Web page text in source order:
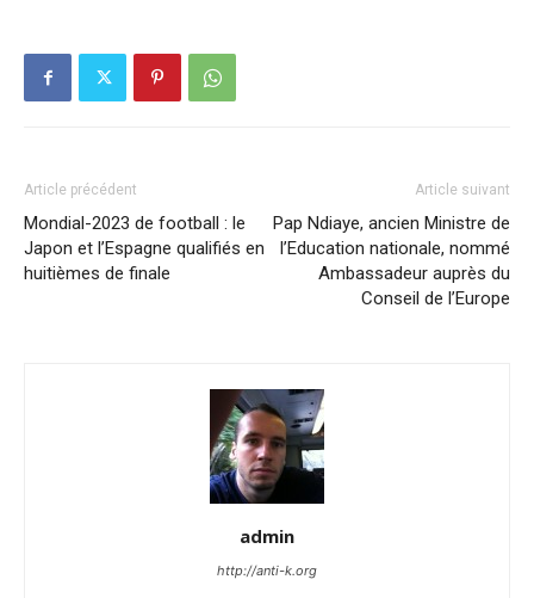
Article précédent
Mondial-2023 de football : le
Japon et l’Espagne qualifiés en
huitièmes de finale
Article suivant
Pap Ndiaye, ancien Ministre de
l’Education nationale, nommé
Ambassadeur auprès du
Conseil de l’Europe
admin
http://anti-k.org